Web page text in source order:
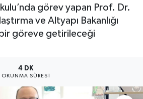
görev yapan Prof. Dr.
ve Altyapı Bakanlığı
göreve getirileceği
4 DK
OKUNMA SÜRESI